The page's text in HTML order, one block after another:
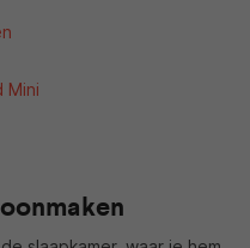
Mini